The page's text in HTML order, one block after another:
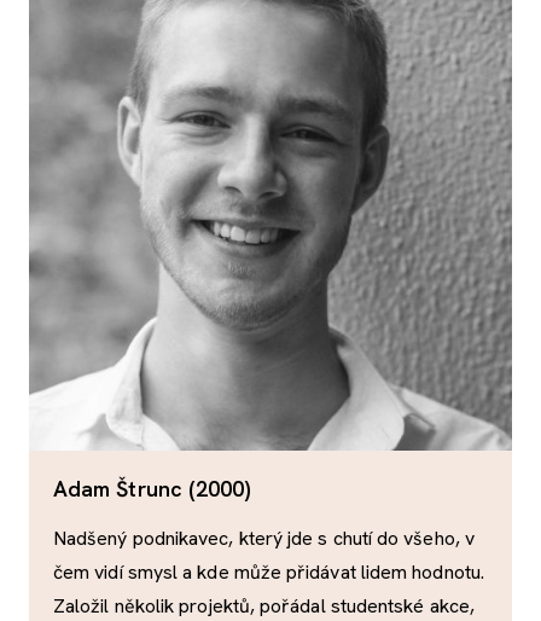
Adam Štrunc (2000)
Nadšený podnikavec, který jde s chutí do všeho, v
čem vidí smysl a kde může přidávat lidem hodnotu.
Založil několik projektů, pořádal studentské akce,